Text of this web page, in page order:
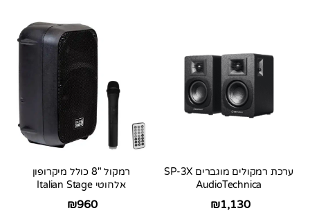
ערכת רמקולים מוגברים SP-3X
AudioTechnica
₪1,130
רמקול 8″ כולל מיקרופון
אלחוטי Italian Stage
₪960